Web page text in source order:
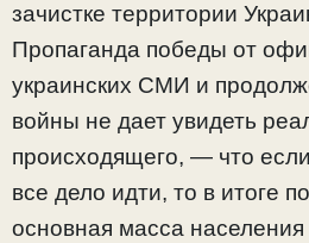
зачистке территории
Пропаганда победы от
украинских СМИ и
войны не дает увидеть
происходящего, — что
все дело идти, то в итоге
основная масса